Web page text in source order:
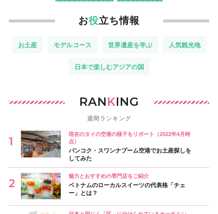
お役立ち情報
お土産 モデルコース 世界遺産を学ぶ 人気観光地
日本で楽しむアジアの国
RANKING
週間ランキング
現在のタイの空港の様子をリポート（2022年4月時
点）
バンコク・スワンナプーム空港でお土産探しを
してみた
魅力とおすすめの専門店をご紹介
ベトナムのローカルスイーツの代表格「チェ
ー」とは？